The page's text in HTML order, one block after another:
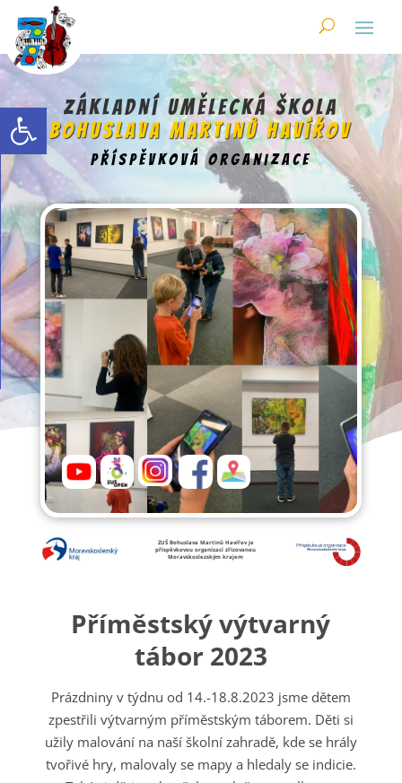
Open toolbar
content
Základní umělecká škola
Bohuslava Martinů Havířov
příspěvková organizace
ZUŠ Bohuslava Martinů Havířov je
příspěvkovou organizací zřizovanou
Moravskoslezským krajem
Příměstský výtvarný
tábor 2023
Prázdniny v týdnu od 14.-18.8.2023 jsme dětem
zpestřili výtvarným příměstským táborem. Děti si
užily malování na naší školní zahradě, kde se hrály
tvořivé hry, malovaly se mapy a hledaly se indicie.